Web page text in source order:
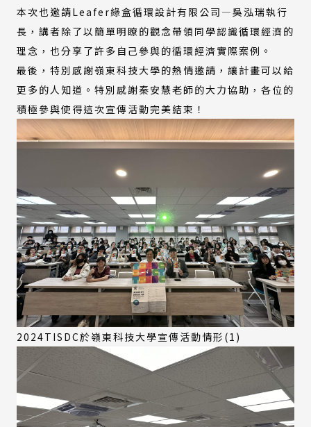
本次也邀請Leafer綠盒循環設計有限公司—吳泓瑞執行
長，講者除了以簡單明瞭的觀念帶領同學認識循環經濟的
理念，也分享了許多自己參與的循環經濟實際案例。
最後，特別感謝嶺東科技大學的熱情邀請，讓計畫可以給
更多的人知道。特別感謝秦安慧老師的大力協助，各位的
積極參與使得這次宣傳活動完美結束！
2024TISDC於嶺東科技大學宣傳活動情形(1)